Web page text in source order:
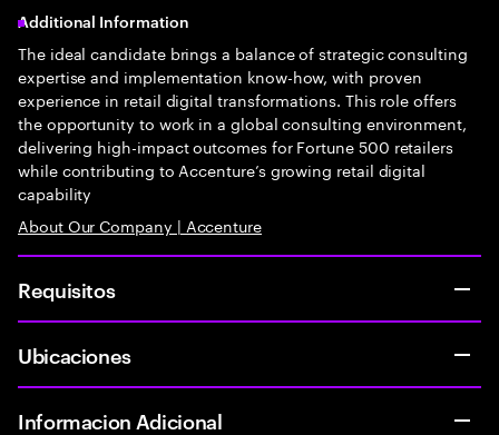
Additional Information
The ideal candidate brings a balance of strategic consulting
expertise and implementation know-how, with proven
experience in retail digital transformations. This role offers
the opportunity to work in a global consulting environment,
delivering high-impact outcomes for Fortune 500 retailers
while contributing to Accenture’s growing retail digital
capability
About Our Company | Accenture
Requisitos
Ubicaciones
Informacion Adicional